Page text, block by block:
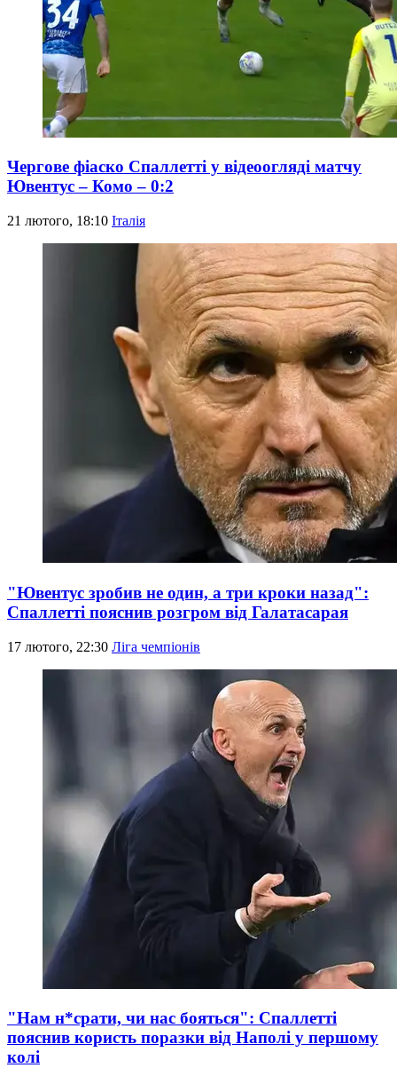
Чергове фіаско Спаллетті у відеоогляді матчу
Ювентус – Комо – 0:2
21 лютого, 18:10 Італія
"Ювентус зробив не один, а три кроки назад":
Спаллетті пояснив розгром від Галатасарая
17 лютого, 22:30 Ліга чемпіонів
"Нам н*срати, чи нас бояться": Спаллетті
пояснив користь поразки від Наполі у першому
колі